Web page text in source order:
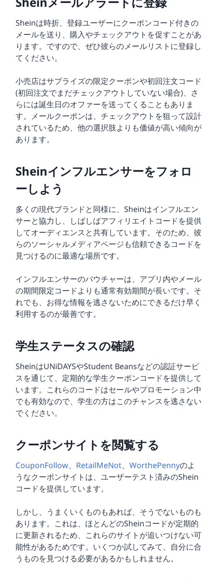
Sheinは時折、登録ユーザーにクーポンコード付きの
メールを送り、購入やチェックアウトを促すことがあ
ります。ですので、ぜひ彼らのメールリストに登録し
てください。
小売店はサプライズの限定クーポンや初回注文コード
(初回注文でまだチェックアウトしていない場合)、さ
らには誕生日のオファーを送ってくることもありま
す。メールクーポンは、チェックアウトを狙って設計
されているため、他の選択肢よりも価値が高い傾向が
あります。
Sheinインフルエンサーをフォロ
ーしよう
多くの現代ブランドと同様に、Sheinはインフルエン
サーと協力し、しばしばアフィリエイトコードを提供
してオーディエンスと共有しています。そのため、彼
らのソーシャルメディアページも信頼できるコードを
見つけるのに最適な場所です。
インフルエンサーのバウチャーは、アプリ内やメール
の期間限定コードよりも通常有効期間が長いです。そ
れでも、お得な情報を逃さないためにできるだけ早く
利用するのが最善です。
学生ステータスの確認
SheinはUNiDAYSやStudent Beansなどの認証サービ
スを通じて、定期的な学生クーポンコードを提供して
います。これらのコードはセールやプロモーション中
でも有効なので、学生の方はこのチャンスを逃さない
でください。
クーポンサイトを閲覧する
CouponFollow、 RetailMeNot、 WorthePennyのよ
うなクーポンサイトは、ユーザーテスト済みのShein
コードを提供しています。
しかし、うまくいくものもあれば、そうでないものも
あります。これは、ほとんどのSheinコードが定期的
に更新されるため、これらのサイトが追いつけない可
能性があるためです。いくつか試してみて、自分に合
うものを見つける必要があるかもしれません。